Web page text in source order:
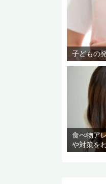
子どもの
食べ物ア
や対策を